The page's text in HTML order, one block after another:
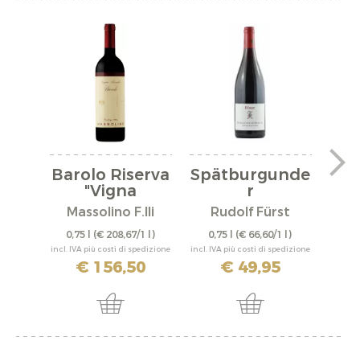
Barolo Riserva
"Vigna
Rionda"...
Massolino F.lli
0,75 l (€ 208,67/1 l)
incl. IVA più costi di spedizione
€ 156,50
Spätburgunde
r
"Bürgstadter...
Rudolf Fürst
0,75 l (€ 66,60/1 l)
incl. IVA più costi di spedizione
€ 49,95